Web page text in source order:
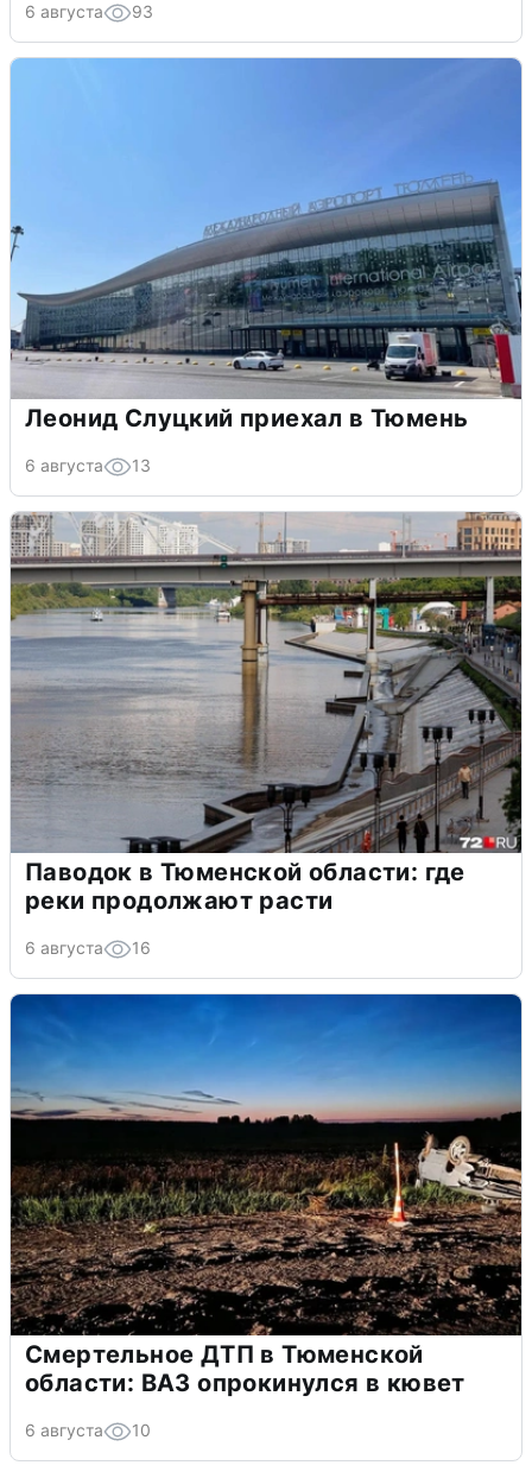
6 августа 93
Леонид Слуцкий приехал в Тюмень
6 августа 13
Паводок в Тюменской области: где
реки продолжают расти
6 августа 16
Смертельное ДТП в Тюменской
области: ВАЗ опрокинулся в кювет
6 августа 10